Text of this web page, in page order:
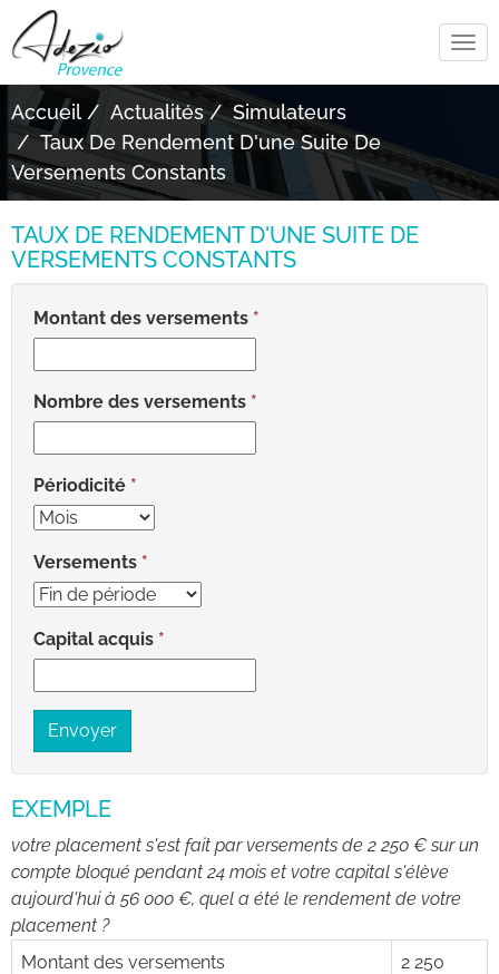
Accueil Actualités
Simulateurs
Taux De Rendement D'une Suite De
Versements Constants
TAUX DE RENDEMENT D'UNE SUITE DE
VERSEMENTS CONSTANTS
Montant des versements
Nombre des versements
Périodicité
Versements
Capital acquis
Envoyer
EXEMPLE
votre placement s'est fait par versements de 2 250 € sur un
compte bloqué pendant 24 mois et votre capital s'élève
aujourd'hui à 56 000 €, quel a été le rendement de votre
placement ?
Montant des versements
2 250